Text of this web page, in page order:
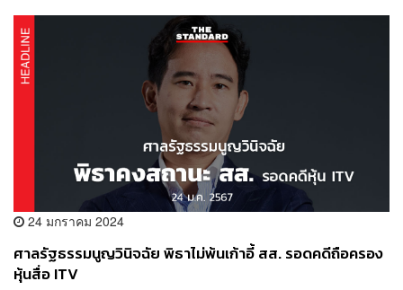
24 มกราคม 2024
ศาลรัฐธรรมนูญวินิจฉัย พิธาไม่พ้นเก้าอี้ สส. รอดคดีถือครอง
หุ้นสื่อ ITV